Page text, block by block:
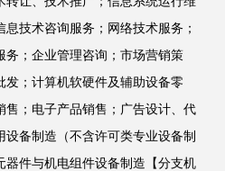
技术咨询服务；网络技术服务；
；企业管理咨询；市场营销策
；计算机软硬件及辅助设备零
；电子产品销售；广告设计、代
备制造（不含许可类专业设备制
件与机电组件设备制造【分支机